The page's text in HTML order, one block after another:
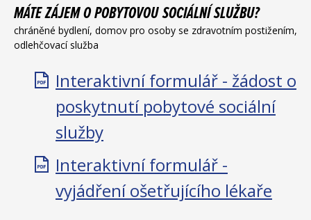
MÁTE ZÁJEM O POBYTOVOU SOCIÁLNÍ SLUŽBU?
chráněné bydlení, domov pro osoby se zdravotním postižením,
odlehčovací služba
Interaktivní formulář - žádost o
poskytnutí pobytové sociální
služby
Interaktivní formulář -
vyjádření ošetřujícího lékaře